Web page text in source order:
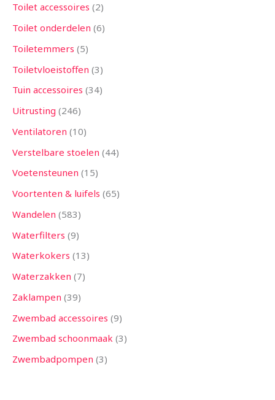
Toilet accessoires 2
Toilet onderdelen 6
Toiletemmers 5
Toiletvloeistoffen 3
Tuin accessoires 34
Uitrusting 246
Ventilatoren 10
Verstelbare stoelen 44
Voetensteunen 15
Voortenten & luifels 65
Wandelen 583
Waterfilters 9
Waterkokers 13
Waterzakken 7
Zaklampen 39
Zwembad accessoires 9
Zwembad schoonmaak 3
Zwembadpompen 3